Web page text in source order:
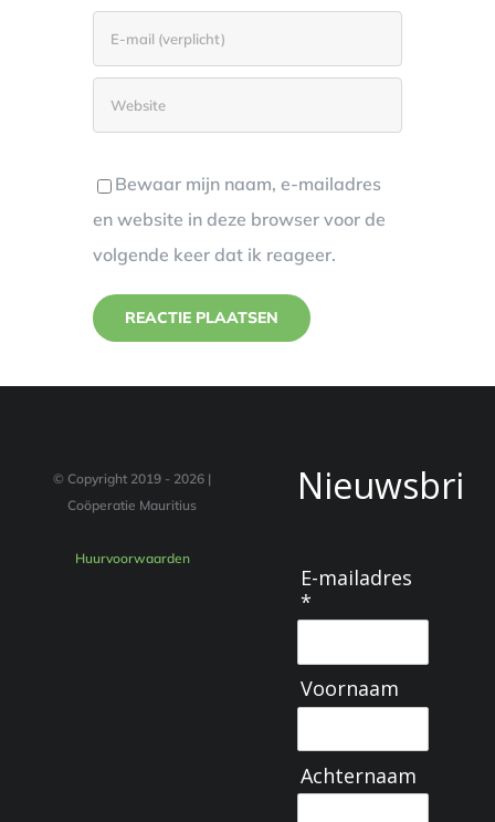
Bewaar mijn naam, e-mailadres
en website in deze browser voor de
volgende keer dat ik reageer.
© Copyright 2019 - 2026 |
Coöperatie Mauritius
Huurvoorwaarden
E-mailadres
*
Voornaam
Achternaam